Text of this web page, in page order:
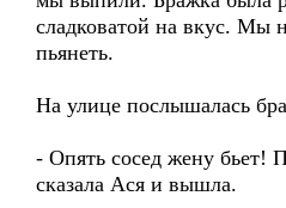
сладковатой на вкус. Мы
пьянеть.
На улице послышалась
- Опять сосед жену бьет!
сказала Ася и вышла.